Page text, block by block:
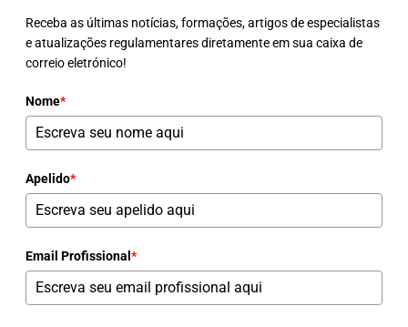
Receba as últimas notícias, formações, artigos de especialistas
e atualizações regulamentares diretamente em sua caixa de
correio eletrónico!
Nome*
Apelido*
Email Profissional *